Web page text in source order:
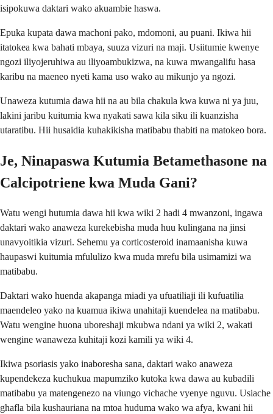
isipokuwa daktari wako akuambie haswa.
Epuka kupata dawa machoni pako, mdomoni, au puani. Ikiwa hii
itatokea kwa bahati mbaya, suuza vizuri na maji. Usiitumie kwenye
ngozi iliyojeruhiwa au iliyoambukizwa, na kuwa mwangalifu hasa
karibu na maeneo nyeti kama uso wako au mikunjo ya ngozi.
Unaweza kutumia dawa hii na au bila chakula kwa kuwa ni ya juu,
lakini jaribu kuitumia kwa nyakati sawa kila siku ili kuanzisha
utaratibu. Hii husaidia kuhakikisha matibabu thabiti na matokeo bora.
Je, Ninapaswa Kutumia Betamethasone na
Calcipotriene kwa Muda Gani?
Watu wengi hutumia dawa hii kwa wiki 2 hadi 4 mwanzoni, ingawa
daktari wako anaweza kurekebisha muda huu kulingana na jinsi
unavyoitikia vizuri. Sehemu ya corticosteroid inamaanisha kuwa
haupaswi kuitumia mfululizo kwa muda mrefu bila usimamizi wa
matibabu.
Daktari wako huenda akapanga miadi ya ufuatiliaji ili kufuatilia
maendeleo yako na kuamua ikiwa unahitaji kuendelea na matibabu.
Watu wengine huona uboreshaji mkubwa ndani ya wiki 2, wakati
wengine wanaweza kuhitaji kozi kamili ya wiki 4.
Ikiwa psoriasis yako inaboresha sana, daktari wako anaweza
kupendekeza kuchukua mapumziko kutoka kwa dawa au kubadili
matibabu ya matengenezo na viungo vichache vyenye nguvu. Usiache
ghafla bila kushauriana na mtoa huduma wako wa afya, kwani hii